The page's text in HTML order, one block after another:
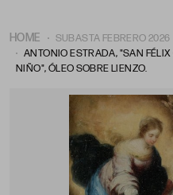
HOME
SUBASTA FEBRERO 2026
ANTONIO ESTRADA, "SAN
NIÑO", ÓLEO SOBRE LIENZO.